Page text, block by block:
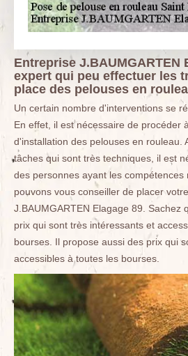
Entreprise J.BAUMGARTEN
expert qui peu effectuer les
place des pelouses en
Un certain nombre d'interventions se
En effet, il est nécessaire de procéder
d'installation des pelouses en rouleau.
tâches qui sont très techniques, il est
des personnes ayant les compétences
pouvons vous conseiller de placer
J.BAUMGARTEN Elagage 89. Sachez
prix qui sont très intéressants et
bourses. Il propose aussi des prix qui
accessibles à toutes les bourses.